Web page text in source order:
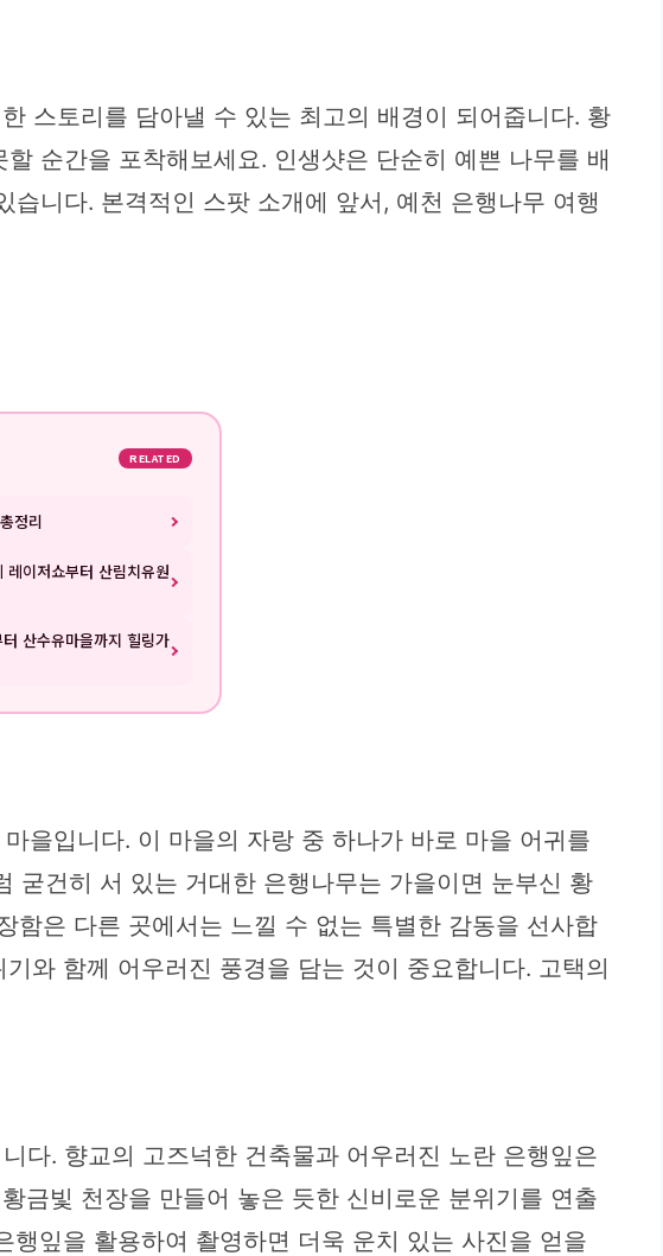
스토리를 담아낼 수 있는 최고의 배경이 되어줍니다. 황
순간을 포착해보세요. 인생샷은 단순히 예쁜 나무를 배
니다. 본격적인 스팟 소개에 앞서, 예천 은행나무 여행
RELATED
정리
이저쇼부터 산림치유원
산수유마을까지 힐링가
을입니다. 이 마을의 자랑 중 하나가 바로 마을 어귀를
굳건히 서 있는 거대한 은행나무는 가을이면 눈부신 황
함은 다른 곳에서는 느낄 수 없는 특별한 감동을 선사합
와 함께 어우러진 풍경을 담는 것이 중요합니다. 고택의
다. 향교의 고즈넉한 건축물과 어우러진 노란 은행잎은
금빛 천장을 만들어 놓은 듯한 신비로운 분위기를 연출
잎을 활용하여 촬영하면 더욱 운치 있는 사진을 얻을